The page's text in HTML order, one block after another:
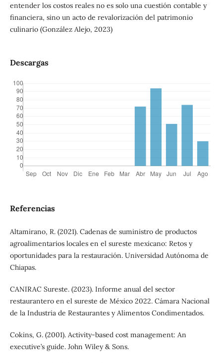
entender los costos reales no es solo una cuestión contable y
financiera, sino un acto de revalorización del patrimonio
culinario (González Alejo, 2023)
Descargas
Referencias
Altamirano, R. (2021). Cadenas de suministro de productos
agroalimentarios locales en el sureste mexicano: Retos y
oportunidades para la restauración. Universidad Autónoma de
Chiapas.
CANIRAC Sureste. (2023). Informe anual del sector
restaurantero en el sureste de México 2022. Cámara Nacional
de la Industria de Restaurantes y Alimentos Condimentados.
Cokins, G. (2001). Activity-based cost management: An
executive’s guide. John Wiley & Sons.